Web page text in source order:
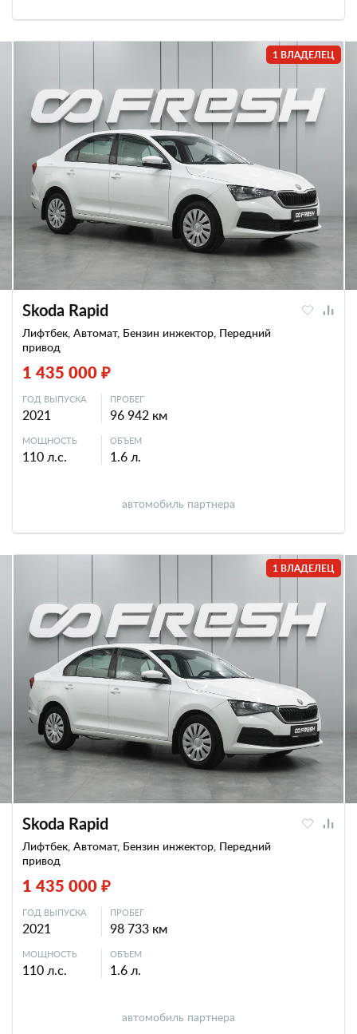
1 ВЛАДЕЛЕЦ
Skoda Rapid
Лифтбек, Автомат, Бензин инжектор, Передний
привод
1 435 000 ₽
ГОД ВЫПУСКА
2021
ПРОБЕГ
96 942 км
МОЩНОСТЬ
110 л.с.
ОБЪЕМ
1.6 л.
автомобиль партнера
1 ВЛАДЕЛЕЦ
Skoda Rapid
Лифтбек, Автомат, Бензин инжектор, Передний
привод
1 435 000 ₽
ГОД ВЫПУСКА
2021
ПРОБЕГ
98 733 км
МОЩНОСТЬ
110 л.с.
ОБЪЕМ
1.6 л.
автомобиль партнера